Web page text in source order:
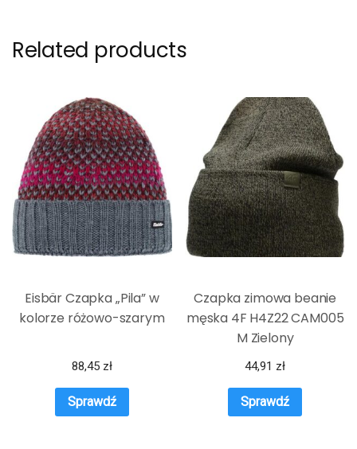
Related products
Eisbär Czapka „Pila” w
kolorze różowo-szarym
88,45 zł
Sprawdź
Czapka zimowa beanie
męska 4F H4Z22 CAM005
M Zielony
44,91 zł
Sprawdź